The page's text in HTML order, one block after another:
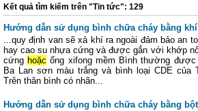
Kết quả tìm kiếm trên "Tin tức": 129
Hướng dẫn sử dụng bình chữa cháy bằng khí
...quy định van sẽ xả khí ra ngoài đảm bảo an
hay cao su nhựa cứng và được gắn với khớp
cứng hoặc ống xifong mềm Bình thường
Ba Lan sơn màu trắng và bình loại CDE của
Trên thân bình có nhãn...
Hướng dẫn sử dụng bình chữa cháy bằng bột